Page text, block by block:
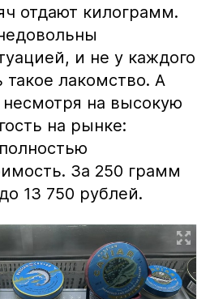
отдают килограмм.
и не у каждого
такое лакомство. А
несмотря на высокую
на рынке:
За 250 грамм
13 750 рублей.